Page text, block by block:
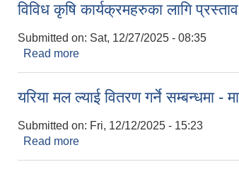
विविध कृषि कार्यक्रमहरुका लागि
Submitted on: Sat, 12/27/2025 - 08:35
Read more
यरिया मल ल्याई वितरण गर्ने सम्बन्धमा -
Submitted on: Fri, 12/12/2025 - 15:23
Read more